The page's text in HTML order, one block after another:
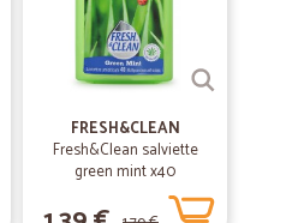
FRESH&CLEAN
Fresh&Clean salviette
green mint x40